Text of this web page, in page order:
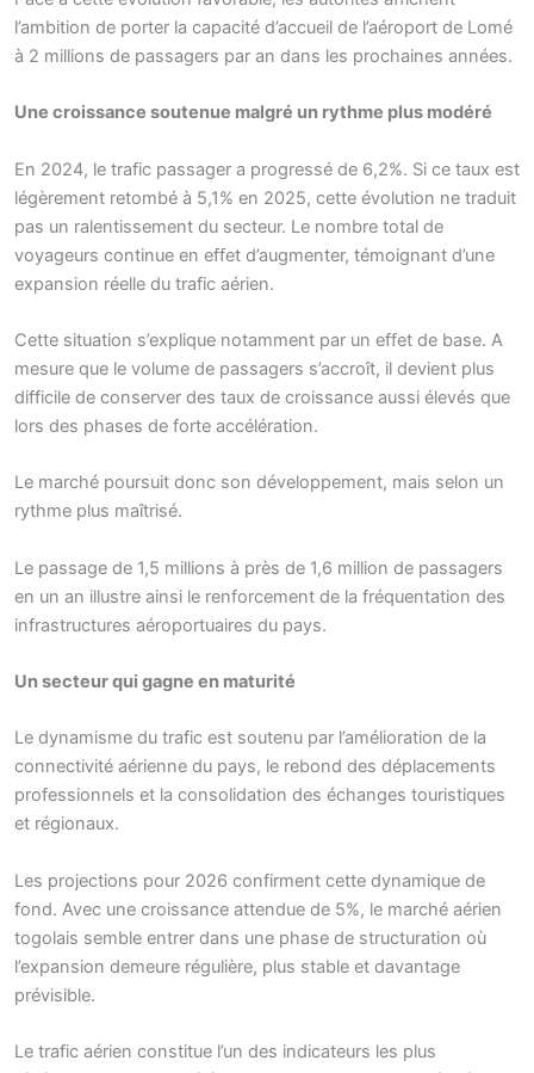
l’ambition de porter la capacité d’accueil de l’aéroport de Lomé
à 2 millions de passagers par an dans les prochaines années.
Une croissance soutenue malgré un rythme plus modéré
En 2024, le trafic passager a progressé de 6,2%. Si ce taux est
légèrement retombé à 5,1% en 2025, cette évolution ne traduit
pas un ralentissement du secteur. Le nombre total de
voyageurs continue en effet d’augmenter, témoignant d’une
expansion réelle du trafic aérien.
Cette situation s’explique notamment par un effet de base. A
mesure que le volume de passagers s’accroît, il devient plus
difficile de conserver des taux de croissance aussi élevés que
lors des phases de forte accélération.
Le marché poursuit donc son développement, mais selon un
rythme plus maîtrisé.
Le passage de 1,5 millions à près de 1,6 million de passagers
en un an illustre ainsi le renforcement de la fréquentation des
infrastructures aéroportuaires du pays.
Un secteur qui gagne en maturité
Le dynamisme du trafic est soutenu par l’amélioration de la
connectivité aérienne du pays, le rebond des déplacements
professionnels et la consolidation des échanges touristiques
et régionaux.
Les projections pour 2026 confirment cette dynamique de
fond. Avec une croissance attendue de 5%, le marché aérien
togolais semble entrer dans une phase de structuration où
l’expansion demeure régulière, plus stable et davantage
prévisible.
Le trafic aérien constitue l’un des indicateurs les plus